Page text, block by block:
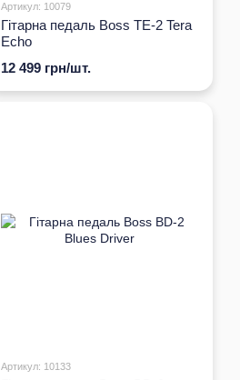
Артикул: 10079
Гітарна педаль Boss TE-2 Tera
Echo
12 499 грн/шт.
Артикул: 10133